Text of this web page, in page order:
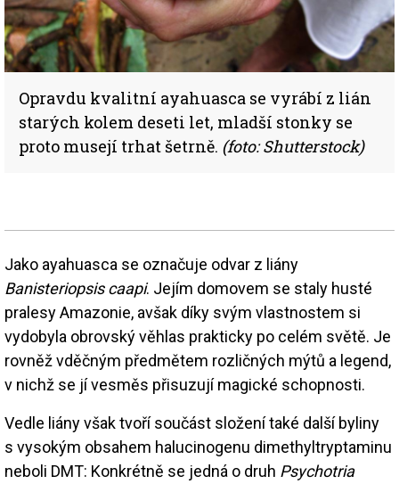
Opravdu kvalitní ayahuasca se vyrábí z lián
starých kolem deseti let, mladší stonky se
proto musejí trhat šetrně. (foto: Shutterstock)
Jako ayahuasca se označuje odvar z liány
Banisteriopsis caapi. Jejím domovem se staly husté
pralesy Amazonie, avšak díky svým vlastnostem si
vydobyla obrovský věhlas prakticky po celém světě. Je
rovněž vděčným předmětem rozličných mýtů a legend,
v nichž se jí vesměs přisuzují magické schopnosti.
Vedle liány však tvoří součást složení také další byliny
s vysokým obsahem halucinogenu dimethyltryptaminu
neboli DMT: Konkrétně se jedná o druh Psychotria